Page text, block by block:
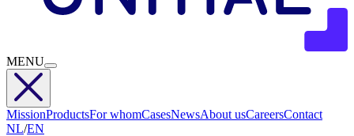
MENU
MissionProductsFor whomCasesNewsAbout usCareersContact
NL/EN